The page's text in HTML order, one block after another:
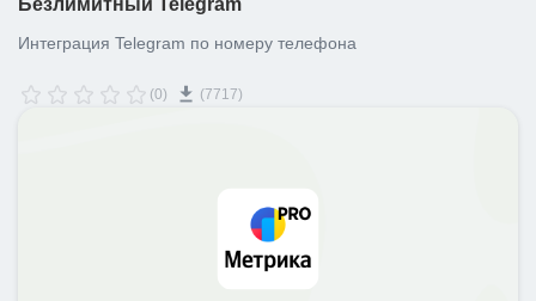
Интеграция Telegram по номеру телефона
(0) (7717)